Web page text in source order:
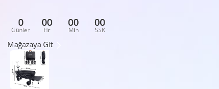
0
Günler
00
Hr
00
Min
00
SSK
Mağazaya Git